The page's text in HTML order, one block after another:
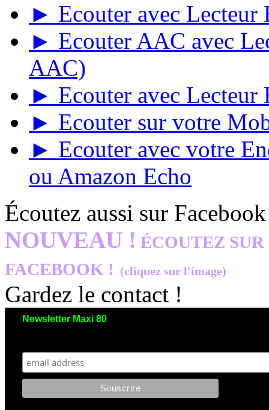
► Ecouter avec Lecteur
► Ecouter AAC avec
AAC)
► Ecouter avec Lecteur
► Ecouter sur votre
► Ecouter avec votre
ou Amazon Echo
Écoutez aussi sur
NOUVEAU ! ÉCOUTEZ SUR
FACEBOOK !
(cliquez sur l'image)
Gardez le contact !
Newsletter Maxi 80